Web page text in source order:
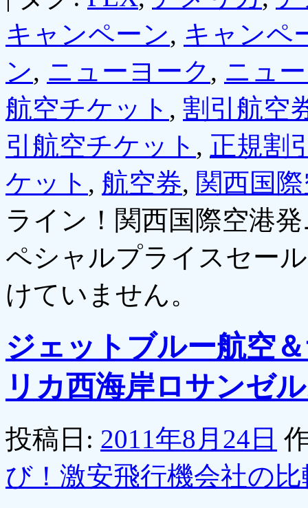
キャンペーン, キャンペ
ン, ニューヨーク , ニュ
航空チケット , 割引航空
引航空チケット , 正規割
ケット , 航空券, 関西国
ライン！関西国際空港
ペシャルプライスセー
けていません。
ジェットブルー航空
リカ西海岸ロサンゼ
投稿日: 2011年8月24日
び！激安飛行機会社の